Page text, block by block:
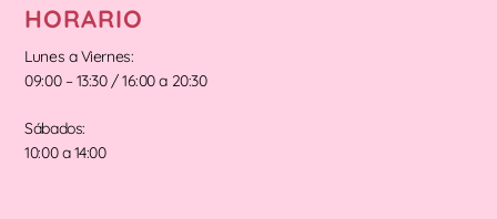
HORARIO
Lunes a Viernes:
09:00 – 13:30 / 16:00 a 20:30
Sábados:
10:00 a 14:00